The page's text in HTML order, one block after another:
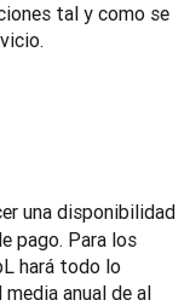
tal y como se
una disponibilidad
pago. Para los
hará todo lo
anual de al